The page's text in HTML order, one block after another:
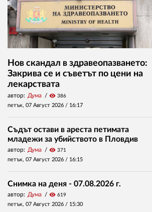
Нов скандал в здравеопазването:
Закрива се и съветът по цени на
лекарствата
автор: Дума visibility 386
петък, 07 Август 2026 / 16:17
Съдът остави в ареста петимата
младежи за убийството в Пловдив
автор: Дума visibility 371
петък, 07 Август 2026 / 16:15
Снимка на деня - 07.08.2026 г.
автор: Дума visibility 619
петък, 07 Август 2026 / 15:30